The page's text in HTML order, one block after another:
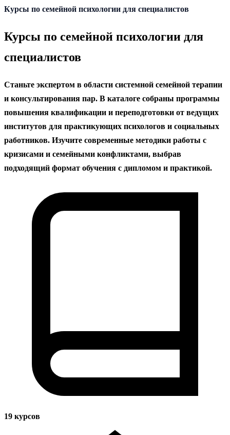
содержанию
Курсы по семейной психологии для специалистов
Курсы по семейной психологии для
специалистов
Станьте экспертом в области системной семейной терапии
и консультирования пар. В каталоге собраны программы
повышения квалификации и переподготовки от ведущих
институтов для практикующих психологов и социальных
работников. Изучите современные методики работы с
кризисами и семейными конфликтами, выбрав
подходящий формат обучения с дипломом и практикой.
19 курсов